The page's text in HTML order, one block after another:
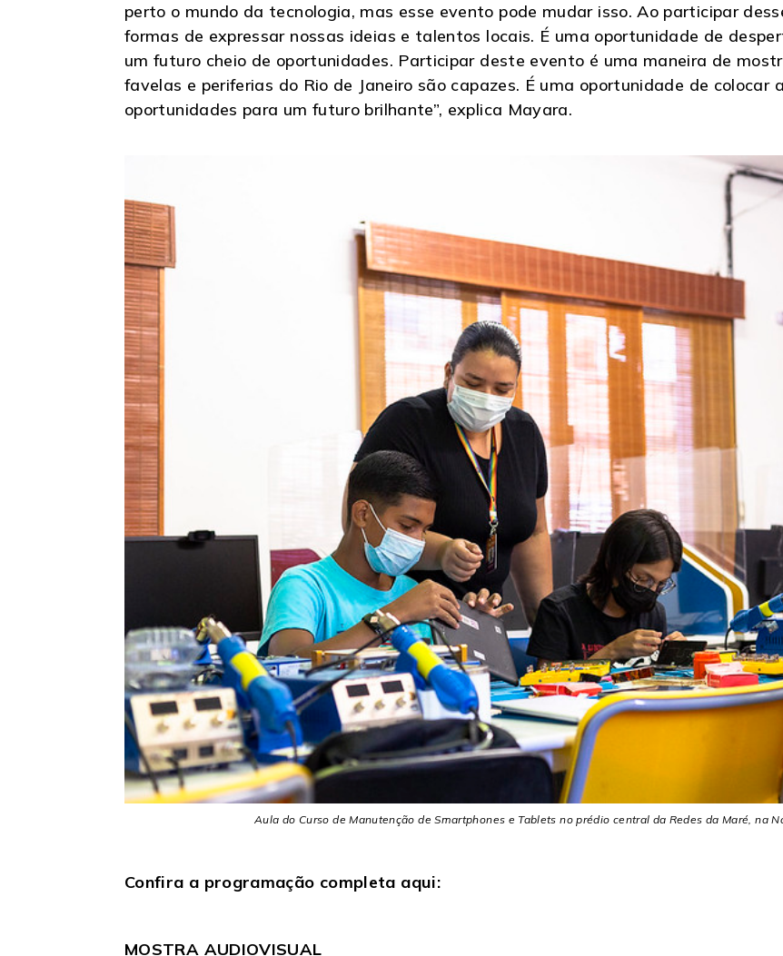
perto o mundo da tecnologia, mas esse evento pode mudar isso. Ao participar
formas de expressar nossas ideias e talentos locais. É uma oportunidade de
um futuro cheio de oportunidades. Participar deste evento é uma maneira de
favelas e periferias do Rio de Janeiro são capazes. É uma oportunidade de colocar
oportunidades para um futuro brilhante”, explica Mayara.
Aula do Curso de Manutenção de Smartphones e Tablets no prédio central da Redes da Maré, na
Confira a programação completa aqui:
MOSTRA AUDIOVISUAL